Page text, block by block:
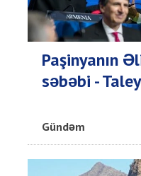
Paşinyanın
səbəbi -
Gündəm